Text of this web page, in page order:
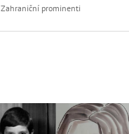
Zahraniční prominenti